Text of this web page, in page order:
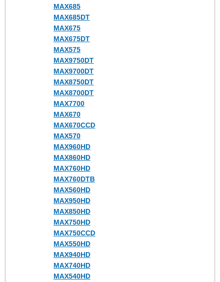
MAX685
MAX685DT
MAX675
MAX675DT
MAX575
MAX9750DT
MAX9700DT
MAX8750DT
MAX8700DT
MAX7700
MAX670
MAX670CCD
MAX570
MAX960HD
MAX860HD
MAX760HD
MAX760DTB
MAX560HD
MAX950HD
MAX850HD
MAX750HD
MAX750CCD
MAX550HD
MAX940HD
MAX740HD
MAX540HD